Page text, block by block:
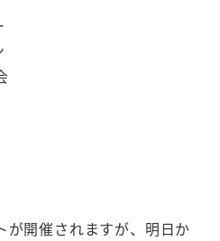
が開催されますが、明日か